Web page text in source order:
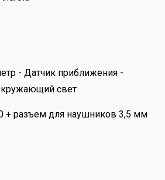
- Датчик приближения -
свет
+ разъем для наушников 3,5 мм